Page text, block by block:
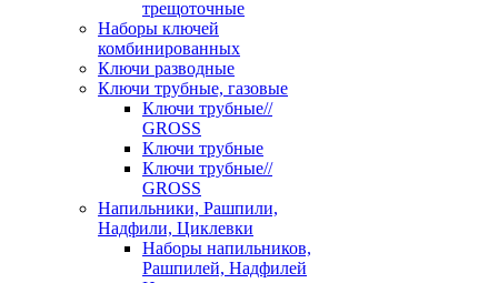
трещоточные
Наборы ключей
комбинированных
Ключи разводные
Ключи трубные, газовые
Ключи трубные//
GROSS
Ключи трубные
Ключи трубные//
GROSS
Напильники, Рашпили,
Надфили, Циклевки
Наборы напильников,
Рашпилей, Надфилей